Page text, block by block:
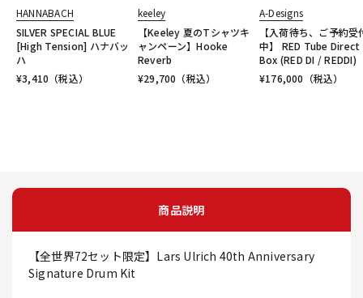
HANNABACH
SILVER SPECIAL BLUE
[High Tension] ハナバッ
ハ
¥3,410 （税込）
keeley
【Keeley 夏のTシャツキ
ャンペーン】Hooke
Reverb
¥29,700 （税込）
A-Designs
【入荷待ち、ご予約受
中】 RED Tube Direct
Box (RED DI / REDDI)
¥176,000 （税込）
商品説明
【全世界72セット限定】Lars Ulrich 40th Anniversary
Signature Drum Kit